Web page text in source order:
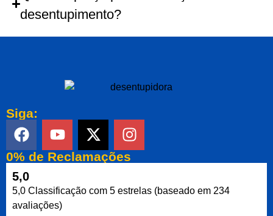
desentupimento?
Siga:
0% de Reclamações
5,0
5,0 Classificação com 5 estrelas (baseado em 234
avaliações)